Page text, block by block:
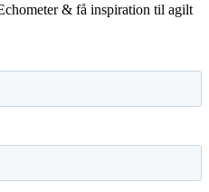
& få inspiration til agilt